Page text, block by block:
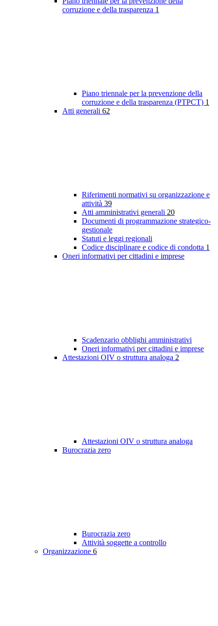
corruzione e della trasparenza 1
Piano triennale per la prevenzione della
corruzione e della trasparenza (PTPCT) 1
Atti generali 62
Riferimenti normativi su organizzazione e
attività 39
Atti amministrativi generali 20
Documenti di programmazione strategico-
gestionale
Statuti e leggi regionali
Codice disciplinare e codice di condotta 1
Oneri informativi per cittadini e imprese
Scadenzario obblighi amministrativi
Oneri informativi per cittadini e imprese
Attestazioni OIV o struttura analoga 2
Attestazioni OIV o struttura analoga
Burocrazia zero
Burocrazia zero
Attività soggette a controllo
Organizzazione 6